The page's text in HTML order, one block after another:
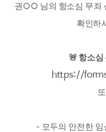
권○○ 님의 항소심 무죄
확인하
🚨 항소심
https://
- 모두의 안전한